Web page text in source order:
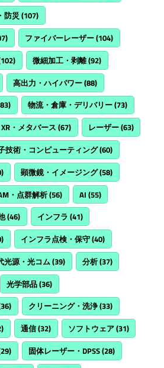
防災(107)
ファイバーレーザー(104)
微細加工・剥離(92)
高出力・ハイパワー(88)
物流・倉庫・デリバリー(73)
XR・メタバース (67) レーザー(63)
技術・コンピューティング(60)
顕微鏡・イメージング(58)
・点群解析(56) AI (55)
(46) インフラ (41)
インフラ点検・保守(40)
光源・光コム(39) 分析(37)
光学部品(36)
クリーニング・洗浄(33)
通信(32) ソフトウェア(31)
固体レーザー・DPSS(28)